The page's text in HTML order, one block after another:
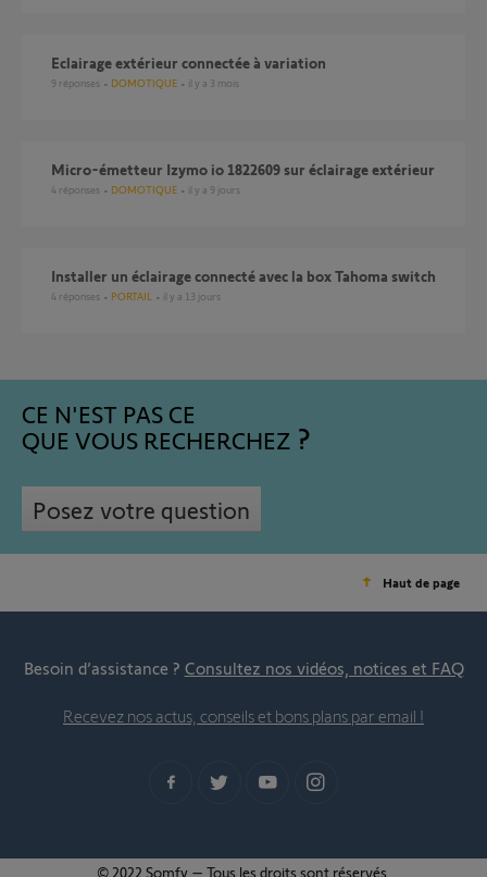
eclairage extérieur connectée à variation
9 réponses DOMOTIQUE il y a 3 mois
Micro-émetteur Izymo io 1822609 sur éclairage extérieur
4 réponses DOMOTIQUE il y a 9 jours
Installer un éclairage connecté avec la box Tahoma switch
4 réponses PORTAIL il y a 13 jours
CE N'EST PAS CE
QUE VOUS RECHERCHEZ
Posez votre question
Haut de page
Besoin d’assistance ? Consultez nos vidéos, notices et FAQ
Recevez nos actus, conseils et bons plans par email !
© 2022 Somfy – Tous les droits sont réservés.